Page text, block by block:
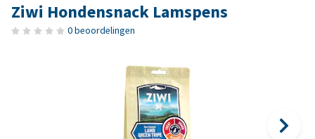
Ziwi Hondensnack Lamspens
0 beoordelingen